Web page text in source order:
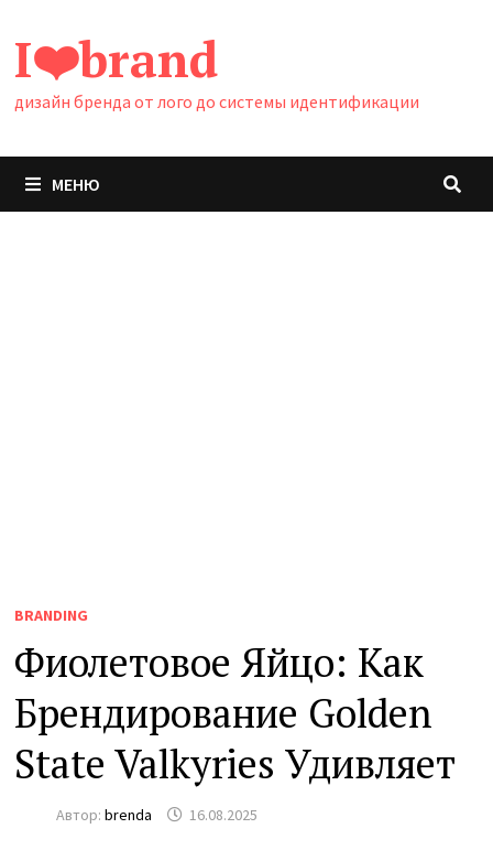
содержимому
I❤️brand
дизайн бренда от лого до системы идентификации
МЕНЮ
BRANDING
Фиолетовое Яйцо: Как
Брендирование Golden
State Valkyries Удивляет
Автор:brenda 16.08.2025